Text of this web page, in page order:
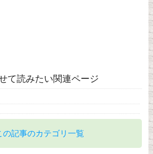
て読みたい関連ページ
の記事のカテゴリ一覧